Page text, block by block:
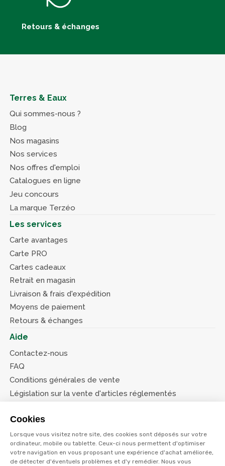
Cookies
Lorsque vous visitez notre site, des cookies sont déposés sur votre
ordinateur, mobile ou tablette. Ceux-ci nous permettent d'optimiser
votre navigation en vous proposant une expérience d'achat améliorée,
de détecter d'éventuels problèmes et d'y remédier. Nous vous
Retours & échanges
Terres & Eaux
Qui sommes-nous ?
Blog
Nos magasins
Nos services
Nos offres d'emploi
Catalogues en ligne
Jeu concours
La marque Terzéo
Les services
Carte avantages
Carte PRO
Cartes cadeaux
Retrait en magasin
Livraison & frais d'expédition
Moyens de paiement
Retours & échanges
Aide
Contactez-nous
FAQ
Conditions générales de vente
Législation sur la vente d'articles réglementés
Conditions de nos offres
Suivez-nous